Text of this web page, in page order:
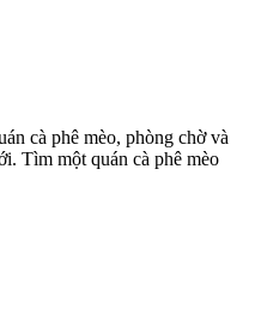
cà phê mèo, phòng chờ và
Tìm một quán cà phê mèo